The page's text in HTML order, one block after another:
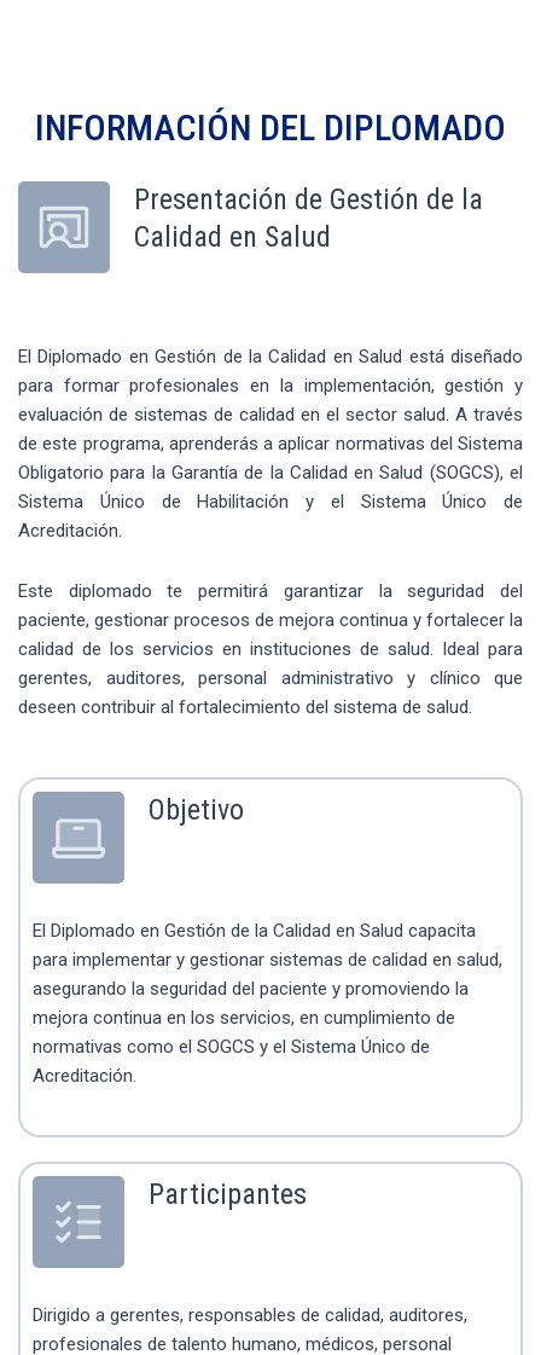
INFORMACIÓN DEL DIPLOMADO
Presentación de Gestión de la
Calidad en Salud
El Diplomado en Gestión de la Calidad en Salud está diseñado
para formar profesionales en la implementación, gestión y
evaluación de sistemas de calidad en el sector salud. A través
de este programa, aprenderás a aplicar normativas del Sistema
Obligatorio para la Garantía de la Calidad en Salud (SOGCS), el
Sistema Único de Habilitación y el Sistema Único de
Acreditación.
Este diplomado te permitirá garantizar la seguridad del
paciente, gestionar procesos de mejora continua y fortalecer la
calidad de los servicios en instituciones de salud. Ideal para
gerentes, auditores, personal administrativo y clínico que
deseen contribuir al fortalecimiento del sistema de salud.
Objetivo
El Diplomado en Gestión de la Calidad en Salud capacita
para implementar y gestionar sistemas de calidad en salud,
asegurando la seguridad del paciente y promoviendo la
mejora continua en los servicios, en cumplimiento de
normativas como el SOGCS y el Sistema Único de
Acreditación.
Participantes
Dirigido a gerentes, responsables de calidad, auditores,
profesionales de talento humano, médicos, personal